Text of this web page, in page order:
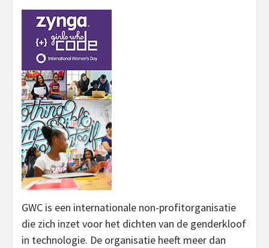
GWC is een internationale non-profitorganisatie
die zich inzet voor het dichten van de genderkloof
in technologie. De organisatie heeft meer dan